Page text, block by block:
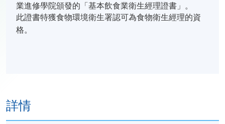
業進修學院頒發的「基本飲食業衛生經理證書」。
此證書特獲食物環境衛生署認可為食物衛生經理的資
格。
詳情